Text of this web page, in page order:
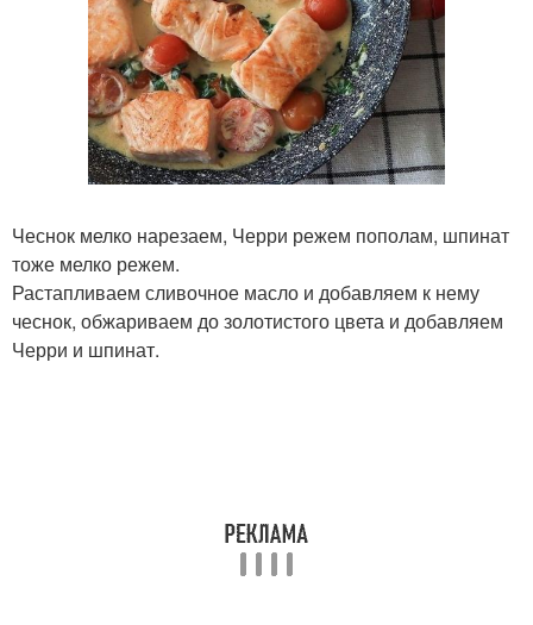
Чеснок мелко нарезаем, Черри режем пополам, шпинат
тоже мелко режем.
Растапливаем сливочное масло и добавляем к нему
чеснок, обжариваем до золотистого цвета и добавляем
Черри и шпинат.